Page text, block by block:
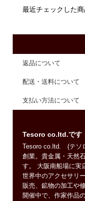
最近チェックした商
返品について
配送・送料について
支払い方法について
Tesoro co.ltd.です
Tesoro co.ltd. (テソ
創業。貴金属・天然
す。 大阪南船場に実
世界中のアクセサリ
販売、鉱物の加工や
開催中で、作家作品